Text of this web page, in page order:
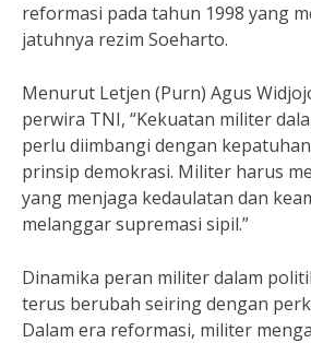
reformasi pada tahun 1998 yang
jatuhnya rezim Soeharto.
Menurut Letjen (Purn) Agus
perwira TNI, “Kekuatan militer
perlu diimbangi dengan
prinsip demokrasi. Militer harus
yang menjaga kedaulatan dan
melanggar supremasi sipil.”
Dinamika peran militer dalam
terus berubah seiring dengan
Dalam era reformasi, militer